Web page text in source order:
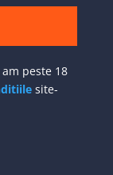
peste 18
site-